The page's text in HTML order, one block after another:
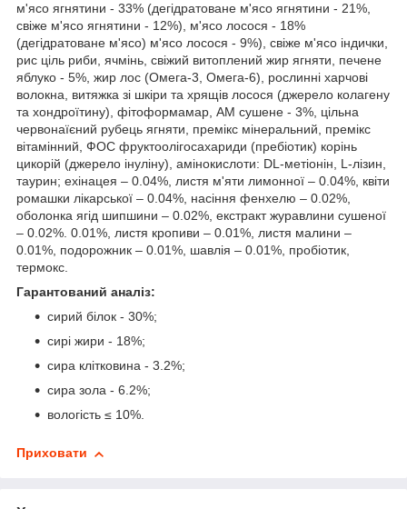
м'ясо ягнятини - 33% (дегідратоване м'ясо ягнятини - 21%,
свіже м'ясо ягнятини - 12%), м'ясо лосося - 18%
(дегідратоване м'ясо) м'ясо лосося - 9%), свіже м'ясо індички,
рис ціль риби, ячмінь, свіжий витоплений жир ягняти, печене
яблуко - 5%, жир лос (Омега-3, Омега-6), рослинні харчові
волокна, витяжка зі шкіри та хрящів лосося (джерело колагену
та хондроїтину), фітоформамар, АМ сушене - 3%, цільна
червонаїєний рубець ягняти, премікс мінеральний, премікс
вітамінний, ФОС фруктоолігосахариди (пребіотик) корінь
цикорій (джерело інуліну), амінокислоти: DL-метіонін, L-лізин,
таурин; ехінацея – 0.04%, листя м'яти лимонної – 0.04%, квіти
ромашки лікарської – 0.04%, насіння фенхелю – 0.02%,
оболонка ягід шипшини – 0.02%, екстракт журавлини сушеної
– 0.02%. 0.01%, листя кропиви – 0.01%, листя малини –
0.01%, подорожник – 0.01%, шавлія – 0.01%, пробіотик,
термокс.
Гарантований аналіз:
сирий білок - 30%;
сирі жири - 18%;
сира клітковина - 3.2%;
сира зола - 6.2%;
вологість ≤ 10%.
Приховати